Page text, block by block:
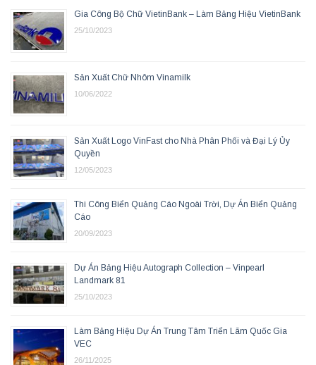
Gia Công Bộ Chữ VietinBank – Làm Bảng Hiệu VietinBank
25/10/2023
Sản Xuất Chữ Nhôm Vinamilk
10/06/2022
Sản Xuất Logo VinFast cho Nhà Phân Phối và Đại Lý Ủy
Quyền
12/05/2023
Thi Công Biển Quảng Cáo Ngoài Trời, Dự Án Biển Quảng
Cáo
20/09/2023
Dự Án Bảng Hiệu Autograph Collection – Vinpearl
Landmark 81
25/10/2023
Làm Bảng Hiệu Dự Án Trung Tâm Triển Lãm Quốc Gia
VEC
26/11/2025